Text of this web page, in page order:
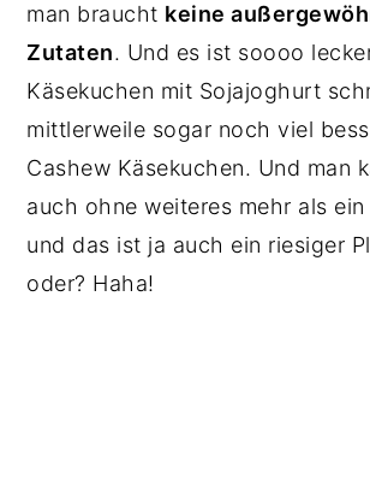
man braucht keine
Zutaten. Und es ist soooo
Käsekuchen mit Sojajoghurt
mittlerweile sogar noch viel
Cashew Käsekuchen. Und man
auch ohne weiteres mehr als ein
und das ist ja auch ein riesiger
oder? Haha!